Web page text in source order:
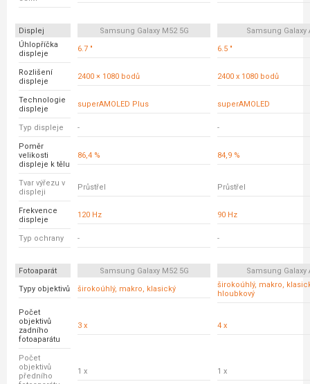
Displej Samsung Galaxy M52 5G
Samsung Galaxy
Úhlopříčka
displeje
6.7 " 6.5 "
Rozlišení
displeje
2400 × 1080 bodů 2400 x 1080 bodů
Technologie
displeje
superAMOLED Plus superAMOLED
Typ displeje - -
Poměr
velikosti
displeje k tělu
86,4 % 84,9 %
Tvar výřezu v
displeji
Průstřel Průstřel
Frekvence
displeje
120 Hz 90 Hz
Typ ochrany - -
Fotoaparát Samsung Galaxy M52 5G
Samsung Galaxy
Typy objektivů
širokoúhlý, makro, klasický
širokoúhlý, makro,
hloubkový
Počet
objektivů
zadního
fotoaparátu
3 x 4 x
Počet
objektivů
předního
1 x 1 x